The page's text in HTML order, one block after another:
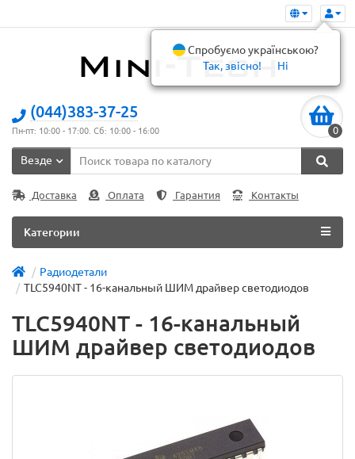
(044)383-37-25
Пн-пт: 10:00 - 17:00. Сб: 10:00 - 16:00 0
Везде
Доставка Оплата Гарантия Контакты
Категории
Радиодетали
TLC5940NT - 16-канальный ШИМ драйвер светодиодов
TLC5940NT - 16-канальный
ШИМ драйвер светодиодов
Спробуємо українською?
Так, звісно!
Ні